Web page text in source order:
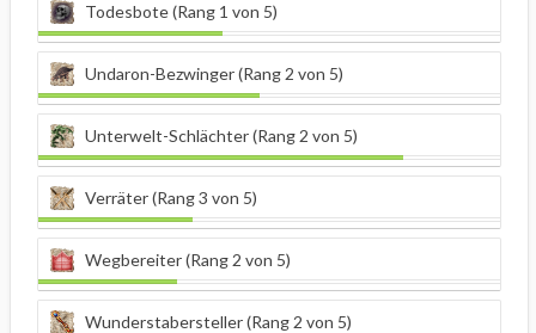
Todesbote (Rang 1 von 5)
Undaron-Bezwinger (Rang 2 von 5)
Unterwelt-Schlächter (Rang 2 von 5)
Verräter (Rang 3 von 5)
Wegbereiter (Rang 2 von 5)
Wunderstabersteller (Rang 2 von 5)